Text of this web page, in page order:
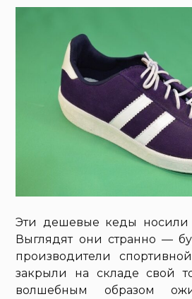
Эти дешевые кеды
Выглядят они странно —
производители
закрыли на складе свой
волшебным образом